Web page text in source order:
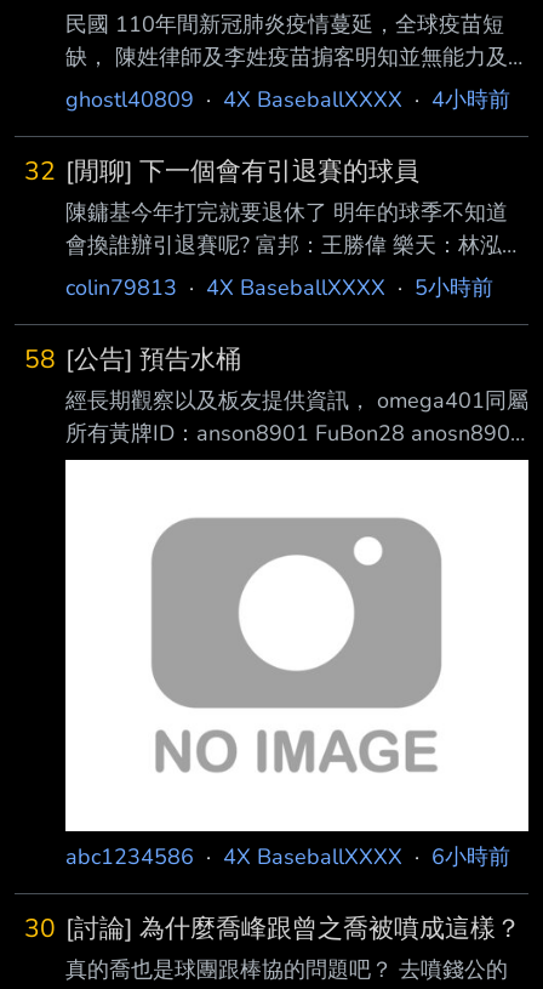
民國 110年間新冠肺炎疫情蔓延，全球疫苗短
缺， 陳姓律師及李姓疫苗掮客明知並無能力及
管道採購 BNT疫苗， 且上海復星公司與鴻海、
及金額， 仍對外謊 稱李姓掮客是上海復星公司
大股東。 ..導致慈濟基金會人員因急於購買BNT
疫苗， 誤信 他們具有採購BNT疫苗能力， 因而
支付新台幣10億 6198萬1295元給陳姓律師名
下鈺達企業管理顧問公 司。 結論: 檢調查扣銀行
帳戶 房子 汽車 現金 及黃金 超過10億與詐騙的
顧問費相符 https://www.cna.c
ghostl40809 · 4X BaseballXXXX · 4小時前
32 [閒聊] 下一個會有引退賽的球員
陳鏞基今年打完就要退休了 明年的球季不知道
會換誰辦引退賽呢? 富邦：王勝偉 樂天：林泓
育、林智平 兄弟：張志豪、李振昌 統一：王鏡
吧? -- 余德龍要到2028才會滿40歲 除非他決定
要退了 兄弟這兩位明年就要滿40歲 另外那三位
已經40歲以上了 今年剛滿40 王勝偉出賽機會變
少了，他遲早還是會退 台鋼這兩位應該還沒有
colin79813 · 4X BaseballXXXX · 5小時前
58 [公告] 預告水桶
經長期觀察以及板友提供資訊， omega401同屬
所有黃牌ID：anson8901 FuBon28 anosn8901
mica8901 Bond8520 全部視為同一人。 6個帳
2023.02.18~2026.08.06之間，已執行完畢水
桶及G4累犯不計，累犯共計14次。 重新計算
後，水桶日數調整為 99,328,800 天，並且全數
重計入桶。 另因PTT於8/8維護後更新水桶系統
上限，本水桶將於8/8維護後執行。 計算流程：
https://i.meee.com
abc1234586 · 4X BaseballXXXX · 6小時前
30 [討論] 為什麼喬峰跟曾之喬被噴成這樣？
真的喬也是球團跟棒協的問題吧？ 去噴錢公的